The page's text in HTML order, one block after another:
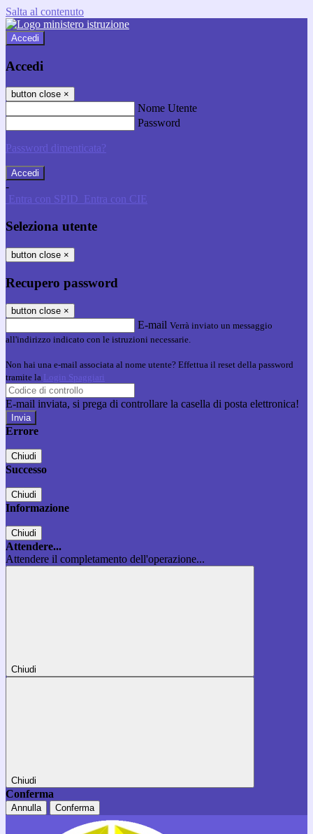
Salta al contenuto
Accedi
Accedi
button close ×
Nome Utente
Password
Password dimenticata?
-
Entra con SPID Entra con CIE
Seleziona utente
button close ×
Recupero password
button close ×
E-mail Verrà inviato un messaggio
all'indirizzo indicato con le istruzioni necessarie.
Non hai una e-mail associata al nome utente? Effettua il reset della password
tramite la Login Spaggiari
E-mail inviata, si prega di controllare la casella di posta elettronica!
Errore
Chiudi
Successo
Chiudi
Informazione
Chiudi
Attendere...
Attendere il completamento dell'operazione...
Chiudi
Chiudi
Conferma
Annulla Conferma